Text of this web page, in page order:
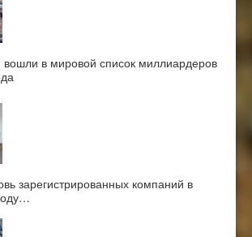
вошли в мировой список миллиардеров
зарегистрированных компаний в